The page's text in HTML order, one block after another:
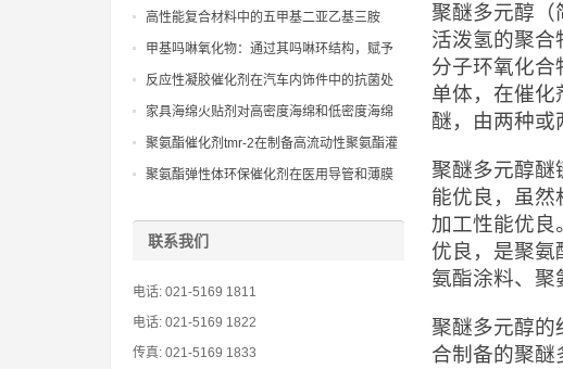
聚醚多元醇（
活泼氢的聚合
分子环氧化合
单体，在催化
醚，由两种或
聚醚多元醇醚
能优良，虽然
加工性能优良
优良，是聚氨
氨酯涂料、聚
聚醚多元醇的
合制备的聚醚
酯弹性体中的应用
高性能复合材料中的五甲基二亚乙基三胺
pmdeta：实现高强度与轻量化的桥梁
甲基吗啉氧化物：通过其吗啉环结构，赋予
聚氨酯体系特殊的催化功能，有助于改善泡
沫的开孔率和透气性
反应性凝胶催化剂在汽车内饰件中的抗菌处
理效果
家具海绵火贴剂对高密度海绵和低密度海绵
的粘接性能差异研究，以适应不同需求。
聚氨酯催化剂tmr-2在制备高流动性聚氨酯灌
浆材料中的应用
聚氨酯弹性体环保催化剂在医用导管和薄膜
联系我们
电话: 021-5169 1811
电话: 021-5169 1822
传真: 021-5169 1833